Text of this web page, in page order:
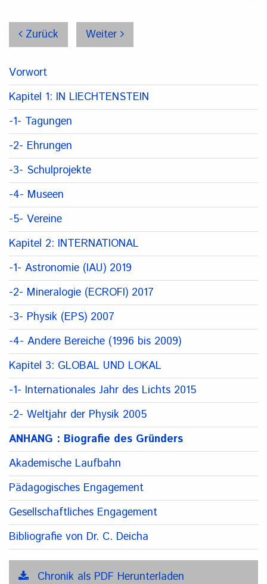
Zurück Weiter
Vorwort
Kapitel 1: IN LIECHTENSTEIN
-1- Tagungen
-2- Ehrungen
-3- Schulprojekte
-4- Museen
-5- Vereine
Kapitel 2: INTERNATIONAL
-1- Astronomie (IAU) 2019
-2- Mineralogie (ECROFI) 2017
-3- Physik (EPS) 2007
-4- Andere Bereiche (1996 bis 2009)
Kapitel 3: GLOBAL UND LOKAL
-1- Internationales Jahr des Lichts 2015
-2- Weltjahr der Physik 2005
ANHANG : Biografie des Gründers
Akademische Laufbahn
Pädagogisches Engagement
Gesellschaftliches Engagement
Bibliografie von Dr. C. Deicha
Chronik als PDF Herunterladen